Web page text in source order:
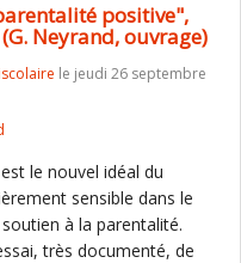
positive",
Neyrand, ouvrage)
le jeudi 26 septembre
le nouvel idéal du
sensible dans le
à la parentalité.
très documenté, de